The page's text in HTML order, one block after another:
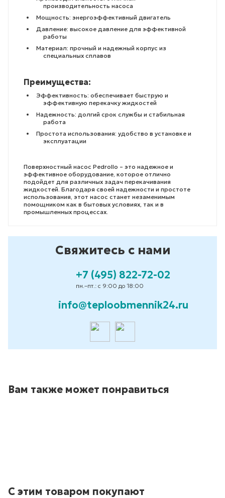
производительность насоса
Мощность: энергоэффективный двигатель
Давление: высокое давление для эффективной
работы
Материал: прочный и надежный корпус из
специальных сплавов
Преимущества:
Эффективность: обеспечивает быструю и
эффективную перекачку жидкостей
Надежность: долгий срок службы и стабильная
работа
Простота использования: удобство в установке и
эксплуатации
Поверхностный насос Pedrollo – это надежное и
эффективное оборудование, которое отлично
подойдет для различных задач перекачивания
жидкостей. Благодаря своей надежности и простоте
использования, этот насос станет незаменимым
помощником как в бытовых условиях, так и в
промышленных процессах.
Свяжитесь с нами
+7 (495) 822-72-02
пн.–пт.: с 9:00 до 18:00
info@teploobmennik24.ru
Вам также может понравиться
С этим товаром покупают